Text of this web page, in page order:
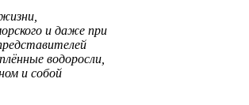
и даже при
водоросли,
и собой